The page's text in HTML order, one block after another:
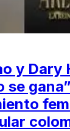
y Dary
se